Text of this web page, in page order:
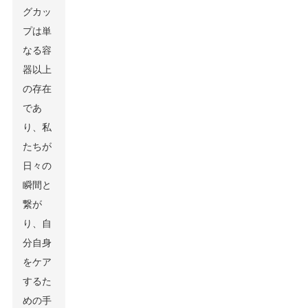
グカッ
プは単
なる容
器以上
の存在
であ
り、私
たちが
日々の
瞬間と
繋が
り、自
分自身
をケア
するた
めの手